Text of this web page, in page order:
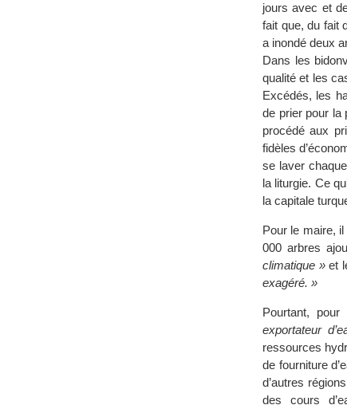
jours avec et
fait que, du fait
a inondé deux
Dans les
qualité et les
Excédés, les
de prier pour la
procédé aux
fidèles
se laver
la liturgie. Ce
la capitale
Pour le maire,
000 arbres
climatique »et
exagéré. »
Pourtant, pour
exportateur
ressources
de fourniture
d’autres
des cours